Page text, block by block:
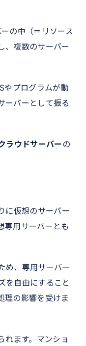
の中（＝リソース
、複数のサーバー
やプログラムが動
ーバーとして振る
ラウドサーバー の
に仮想のサーバー
専用サーバーとも
め、専用サーバー
を自由にすること
理の影響を受けま
れます。マンショ